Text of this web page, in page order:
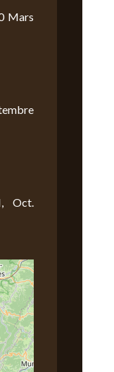
Mars
Oct.